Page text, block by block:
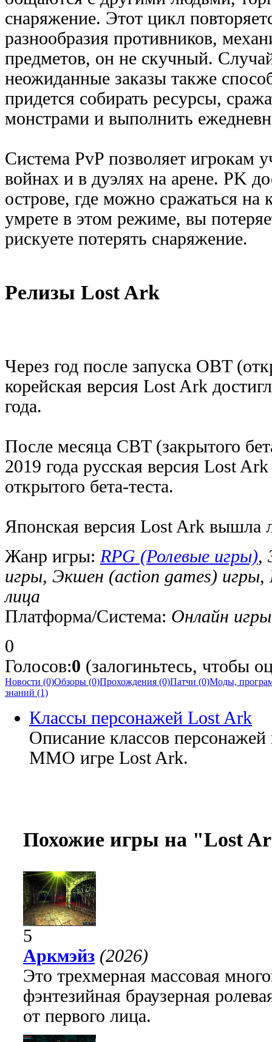
снаряжение. Этот цикл
разнообразия противников,
предметов, он не скучный.
неожиданные заказы также
придется собирать ресурсы,
монстрами и выполнить
Система PvP позволяет игрокам
войнах и в дуэлях на арене. PK
острове, где можно сражаться на
умрете в этом режиме, вы
рискуете потерять снаряжение.
Релизы Lost Ark
Через год после запуска OBT
корейская версия Lost Ark
года.
После месяца CBT (закрытого
2019 года русская версия Lost
открытого бета-теста.
Японская версия Lost Ark вышла
Жанр игры: RPG (Ролевые игры),
игры, Экшен (action games)
лица
Платформа/Система: Онлайн
0
Голосов:0 (залогиньтесь, чтобы
Новости (0)Обзоры (0)Прохождения (0)Патчи (0)Моды,
знаний (1)
Классы персонажей Lost Ark
Описание классов
MMO игре Lost Ark.
Похожие игры на "Lost
5
Аркмэйз (2026)
Это трехмерная массовая
фэнтезийная браузерная
от первого лица.